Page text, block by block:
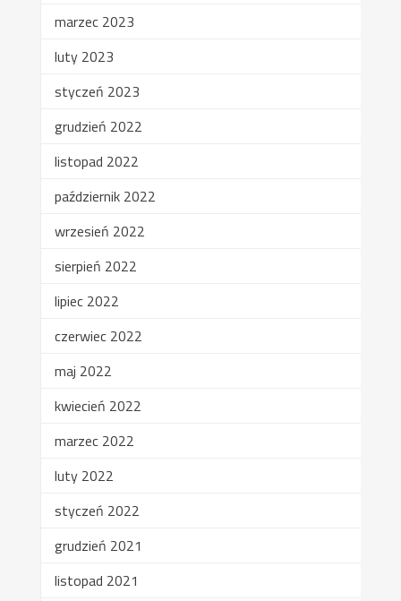
marzec 2023
luty 2023
styczeń 2023
grudzień 2022
listopad 2022
październik 2022
wrzesień 2022
sierpień 2022
lipiec 2022
czerwiec 2022
maj 2022
kwiecień 2022
marzec 2022
luty 2022
styczeń 2022
grudzień 2021
listopad 2021